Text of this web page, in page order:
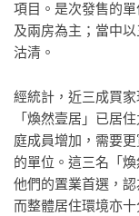
項目。是次發售的
及兩房為主；當中
沽清。
經統計，近三成買
「煥然壹居」已居
庭成員增加，需要
的單位。這三名「
他們的置業首選，
而整體居住環境亦十